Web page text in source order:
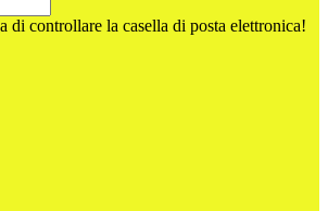
di controllare la casella di posta elettronica!